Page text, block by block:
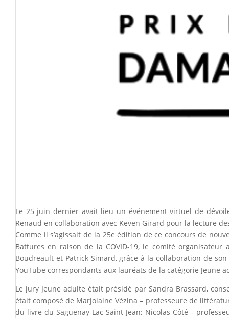
Le 25 juin dernier avait lieu un événement virtuel de
Renaud en collaboration avec Keven Girard pour la lecture
Comme il s’agissait de la 25e édition de ce concours de
Battures en raison de la COVID-19, le comité
Boudreault et Patrick Simard, grâce à la collaboration de
YouTube correspondants aux lauréats de la catégorie Jeune
Le jury Jeune adulte était présidé par Sandra Brassard,
était composé de Marjolaine Vézina – professeure de
du livre du Saguenay-Lac-Saint-Jean; Nicolas Côté –